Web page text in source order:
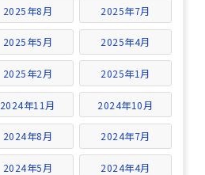
2025年8月 2025年7月
2025年5月 2025年4月
2025年2月 2025年1月
2024年11月 2024年10月
2024年8月 2024年7月
2024年5月 2024年4月